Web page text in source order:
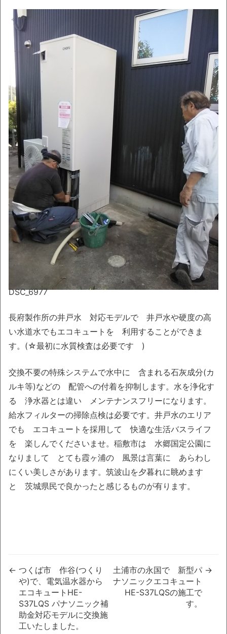
DSC_6977
長府製作所の井戸水 対応モデルで 井戸水や硬度の高
い水道水でもエコキュートを 利用することができま
す。(☆最初に水質検査は必要です )
交換不要の特殊システムで水中に 含まれる石灰成分(カ
ルキ等)などの 配管への付着を抑制します。水を浄化す
る 浄水器とは違い メンテナンスフリーになります。
給水フィルターの掃除点検は必要です。井戸水のエリア
でも エコキュートを採用して 快適な生活バスライフ
を 楽しんでくださいませ。稲敷市は 水郷国定公園に
なりまして とても霞ヶ浦の 風景は言葉に あらわし
にくい美しさがあります。筑波山を夕暮れに眺めます
と 茨城県民で良かったと感じるものが有ります。
つくば市 作谷(つくり
や)で、電気温水器から
エコキュートHE-
S37LQS パナソニック補
助金対応モデルに交換施
工いたしました。
土浦市の永国で 新型パ
ナソニックエコキュート
HE-S37LQSの施工で
す。